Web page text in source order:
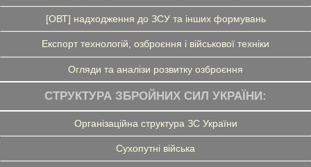
[ОВТ] надходження до ЗСУ та інших формувань
Експорт технологій, озброєння і військової техніки
Огляди та аналізи розвитку озброєння
СТРУКТУРА ЗБРОЙНИХ СИЛ УКРАЇНИ:
Організаційна структура ЗС України
Сухопутні війська